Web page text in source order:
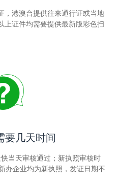
，港澳台提供往来通行证或当地
上证件均需要提供最新版彩色扫
要几天时间
当天审核通过；新执照审核时
办企业均为新执照，发证日期不